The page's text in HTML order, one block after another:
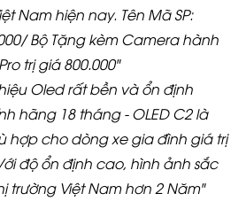
Nam hiện nay. Tên Mã SP:
Bộ Tặng kèm Camera hành
trị giá 800.000"
Oled rất bền và ổn định
hãng 18 tháng - OLED C2 là
hợp cho dòng xe gia đình giá trị
độ ổn định cao, hình ảnh sắc
trường Việt Nam hơn 2 Năm"